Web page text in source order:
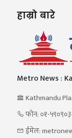
हाम्रो बारे
Metro News :
Kathmandu
फोन: ०१-
ईमेल: